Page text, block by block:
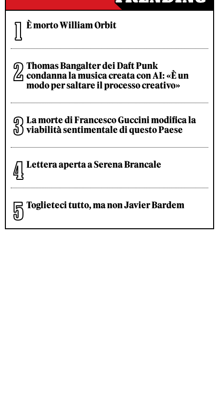
È morto William Orbit
Thomas Bangalter dei Daft Punk
condanna la musica creata con AI: «È un
modo per saltare il processo creativo»
La morte di Francesco Guccini modifica la
viabilità sentimentale di questo Paese
Lettera aperta a Serena Brancale
Toglieteci tutto, ma non Javier Bardem